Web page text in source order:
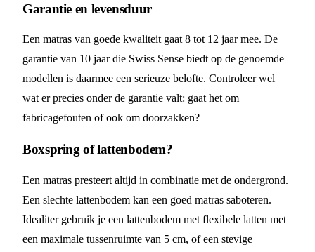
Garantie en levensduur
Een matras van goede kwaliteit gaat 8 tot 12 jaar mee. De
garantie van 10 jaar die Swiss Sense biedt op de genoemde
modellen is daarmee een serieuze belofte. Controleer wel
wat er precies onder de garantie valt: gaat het om
fabricagefouten of ook om doorzakken?
Boxspring of lattenbodem?
Een matras presteert altijd in combinatie met de ondergrond.
Een slechte lattenbodem kan een goed matras saboteren.
Idealiter gebruik je een lattenbodem met flexibele latten met
een maximale tussenruimte van 5 cm, of een stevige